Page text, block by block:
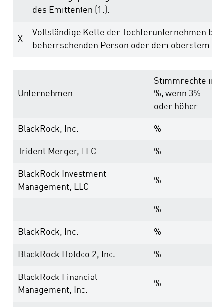
des Emittenten (1.).
X
Vollständige Kette der Tochterunternehmen
beherrschenden Person oder dem oberstem
Unternehmen
Stimmrechte in
%, wenn 3%
oder höher
BlackRock, Inc. %
Trident Merger, LLC %
BlackRock Investment
Management, LLC
%
--- %
BlackRock, Inc. %
BlackRock Holdco 2, Inc. %
BlackRock Financial
Management, Inc.
%